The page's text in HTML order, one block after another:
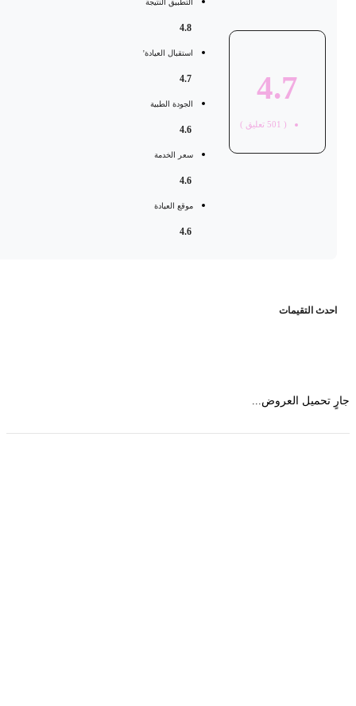
4.7
501 تعليق )
التطبيق النتيجة
استقبال العيادة'
الجودة الطبية
سعر الخدمة
موقع العيادة
التقيمات
تحميل العروض...